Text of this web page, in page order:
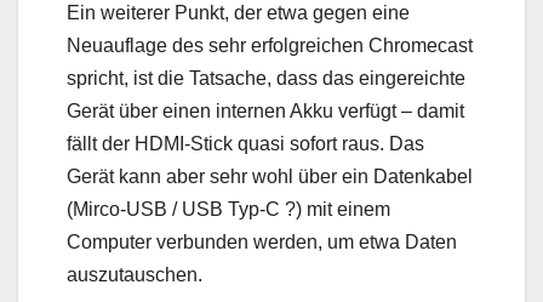
Ein weiterer Punkt, der etwa gegen eine
Neuauflage des sehr erfolgreichen Chromecast
spricht, ist die Tatsache, dass das eingereichte
Gerät über einen internen Akku verfügt – damit
fällt der HDMI-Stick quasi sofort raus. Das
Gerät kann aber sehr wohl über ein Datenkabel
(Mirco-USB / USB Typ-C ?) mit einem
Computer verbunden werden, um etwa Daten
auszutauschen.